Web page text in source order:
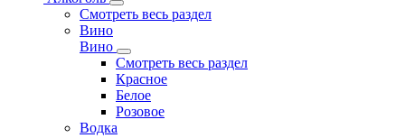
Смотреть весь раздел
Вино
Вино
Смотреть весь раздел
Красное
Белое
Розовое
Водка